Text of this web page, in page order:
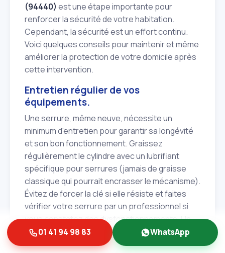
(94440) est une étape importante pour
renforcer la sécurité de votre habitation.
Cependant, la sécurité est un effort continu.
Voici quelques conseils pour maintenir et même
améliorer la protection de votre domicile après
cette intervention.
Entretien régulier de vos
équipements.
Une serrure, même neuve, nécessite un
minimum d'entretien pour garantir sa longévité
et son bon fonctionnement. Graissez
régulièrement le cylindre avec un lubrifiant
spécifique pour serrures (jamais de graisse
classique qui pourrait encrasser le mécanisme).
Évitez de forcer la clé si elle résiste et faites
vérifier votre serrure par un professionnel si
vous constatez des dysfonctionnements. Un
entretien préventif peut vous éviter un
dépannage urgent coûteux. Albert et Fils peut
01 41 94 98 83 WhatsApp